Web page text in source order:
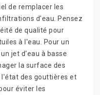
de remplacer les
d'eau. Pensez
de qualité pour
à l'eau. Pour un
jet d'eau à basse
la surface des
des gouttières et
éviter les